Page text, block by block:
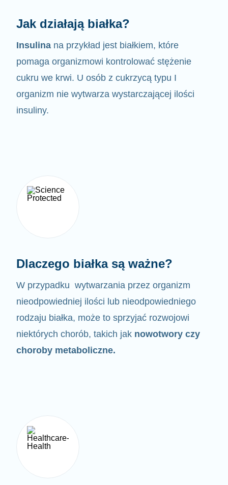
Jak działają białka?
Insulina na przykład jest białkiem, które
pomaga organizmowi kontrolować stężenie
cukru we krwi. U osób z cukrzycą typu I
organizm nie wytwarza wystarczającej ilości
insuliny.
Dlaczego białka są ważne?
W przypadku wytwarzania przez organizm
nieodpowiedniej ilości lub nieodpowiedniego
rodzaju białka, może to sprzyjać rozwojowi
niektórych chorób, takich jak nowotwory czy
choroby metaboliczne.